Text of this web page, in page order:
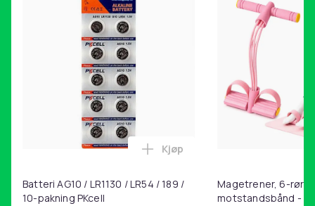
Batteri AG10 / LR1130 / LR54 / 189 /
10-pakning PKcell
Legg Batteri AG10 / LR1130 /
Kjøp
Magetrener, 6-rørs
motstandsbånd -